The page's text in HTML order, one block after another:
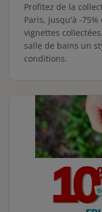
Profitez de la
Paris, jusqu'à -
vignettes
salle de bains un
conditions.